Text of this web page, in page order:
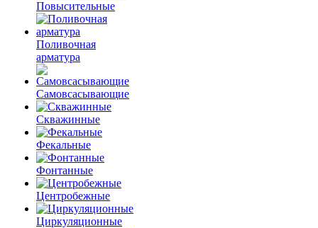
Повысительные
Поливочная
арматура
Самовсасывающие
Скважинные
Фекальные
Фонтанные
Центробежные
Циркуляционные